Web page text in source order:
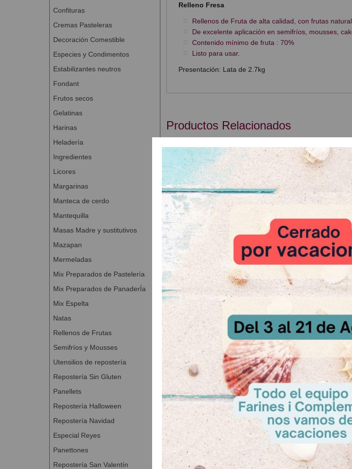
Confituras
Cremas Pasteleras
Decoración Comestible
Especies y Condimentos
Estabilizantes neutros
Fondant
Frutos secos
Gelatinas
Harinas
Heladería
Ingredientes
Licores
Margarinas
Manteca de cerdo
Mantequilla
Masas Madre y sustitutivos
Mazapan
Mermeladas
Mix Preparados de Pastelería
Mix Preparados de PanaderÍa
Mix Espelta
Natas
Rellenos de Frutas
Semifríos y Mousses
Utensilios de repostería
Repostería Sin Gluten
Panellets
Repostería Halloween
Repostería Navidad
Especial Reyes
Panettones
Repostería San Valentín
Relleno Fresa
Rellenos de Fruta de alta calidad, con frutas
De excelente aplicación en semifríos, mousses,
Contenido mínimo de fruta : 70%
Listo para usar.
Presentación: Lata de 2.7kg
Productos Relacionados
Caja para tartas 25cm
A Consultar
Trinea
A Consultar